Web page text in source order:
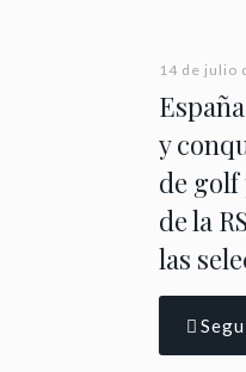
14 de julio
y
de
de la
las